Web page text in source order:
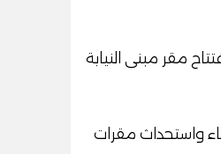
مقر مبنى النيابة
واستحداث مقرات